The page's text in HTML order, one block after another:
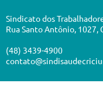
Sindicato dos
Rua Santo Antônio, 1027,
(48) 3439-4900